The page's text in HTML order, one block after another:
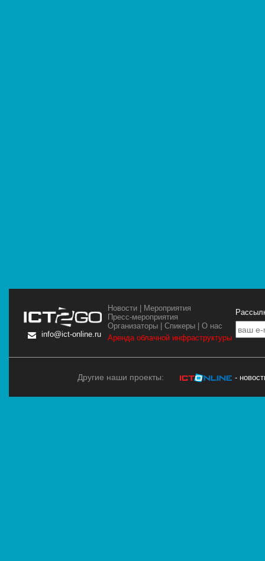
info@ict-online.ru
Новости
Мероприятия
Пресс-мероприятия
Организаторы |Спикеры |О нас
Аренда облачной инфраструктуры
Другие наши проекты: -